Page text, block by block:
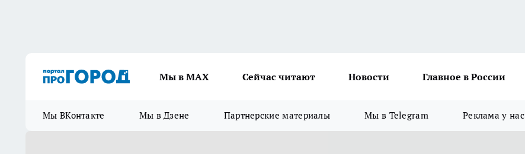
Мы в МАХ Сейчас читают Новости Главное в России
Мы ВКонтакте Мы в Дзене Партнерские материалы Мы в Telegram Реклама у нас